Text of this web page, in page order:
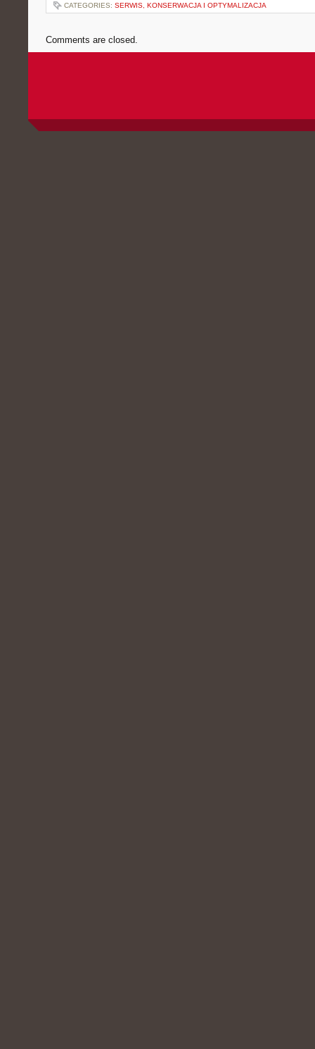
CATEGORIES: SERWIS, KONSERWACJA I OPTYMALIZACJA
Comments are closed.